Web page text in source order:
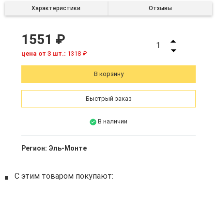
Характеристики Отзывы
1551 ₽
цена от 3 шт.: 1318 ₽
1
В корзину
Быстрый заказ
В наличии
Регион: Эль-Монте
С этим товаром покупают: